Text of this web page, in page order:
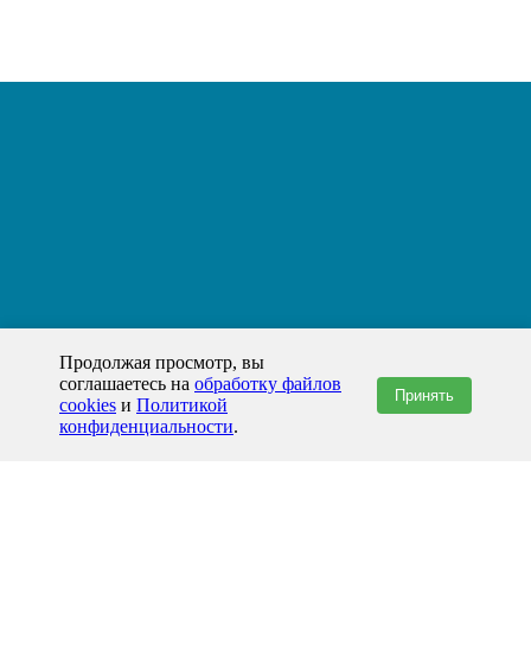
Продолжая просмотр, вы
соглашаетесь на обработку файлов
cookies и Политикой
конфиденциальности.
Принять